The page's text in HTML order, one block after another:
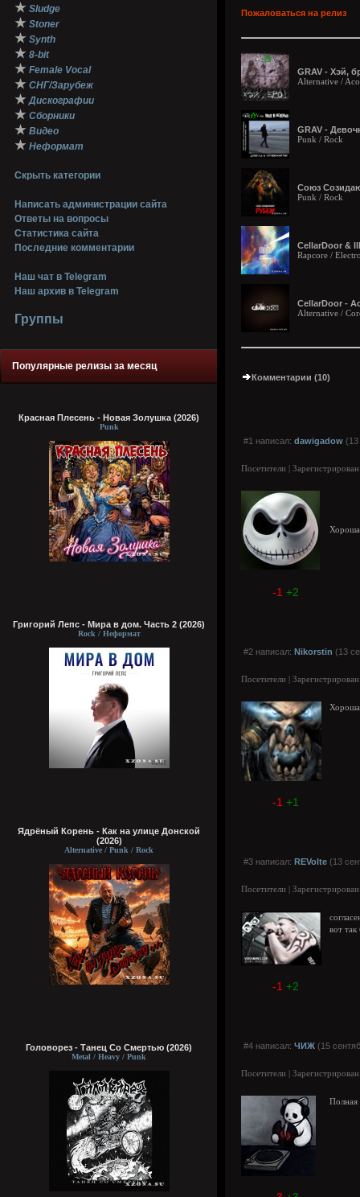
★ Sludge
★ Stoner
★ Synth
★ 8-bit
★ Female Vocal
★ СНГ/Зарубеж
★ Дискографии
★ Сборники
★ Видео
★ Неформат
Скрыть категории
Написать администрации сайта
Ответы на вопросы
Статистика сайта
Последние комментарии
Наш чат в Telegram
Наш архив в Telegram
Группы
Популярные релизы за месяц
Красная Плесень - Новая Золушка (2026)
Punk
Григорий Лепс - Мира в дом. Часть 2 (2026)
Rock / Неформат
Ядрёный Корень - Как на улице Донской
(2026)
Alternative / Punk / Rock
Головорез - Tанец Со Смертью (2026)
Metal / Heavy / Punk
Пожаловаться на релиз
GRAV - Хэй,
Alternative /
GRAV -
Punk / Rock
Союз
Punk / Rock
CellarDoor &
Rapcore /
CellarDoor -
Alternative /
Комментарии (10)
#1 написал: dawigadow
Посетители |
-1 +2
#2 написал: Nikorstin (13
Посетители |
-1 +1
#3 написал: REVolte (13
Посетители |
вот
-1 +2
#4 написал: ЧИЖ (15
Посетители |
Полная